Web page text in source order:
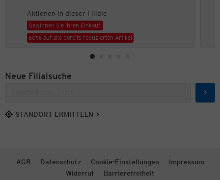
Aktionen in dieser Filiale
Gewinnen Sie Ihren Einkauf!
50% auf alle bereits reduzierten Artikel
Neue Filialsuche
STANDORT ERMITTELN
AGB Datenschutz Cookie-Einstellungen
Impressum
Widerruf
Barrierefreiheit